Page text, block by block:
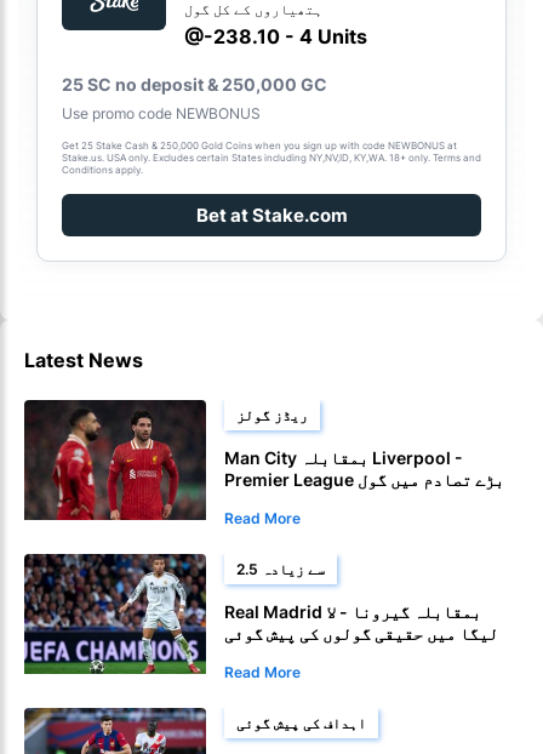
ہتھیاروں کے کل گول
@-238.10 - 4 Units
25 SC no deposit & 250,000 GC
Use promo code NEWBONUS
Get 25 Stake Cash & 250,000 Gold Coins when you sign up with code NEWBONUS at
Stake.us. USA only. Excludes certain States including NY,NV,ID, KY,WA. 18+ only. Terms and
Conditions apply.
Bet at Stake.com
Latest News
ریڈز گولز
Man City بمقابلہ Liverpool -
Premier League بڑے تصادم میں گول
Read More
2.5 سے زیادہ
Real Madrid بمقابلہ گیرونا - لا
لیگا میں حقیقی گولوں کی پیش گوئی
Read More
اہداف کی پیش گوئی